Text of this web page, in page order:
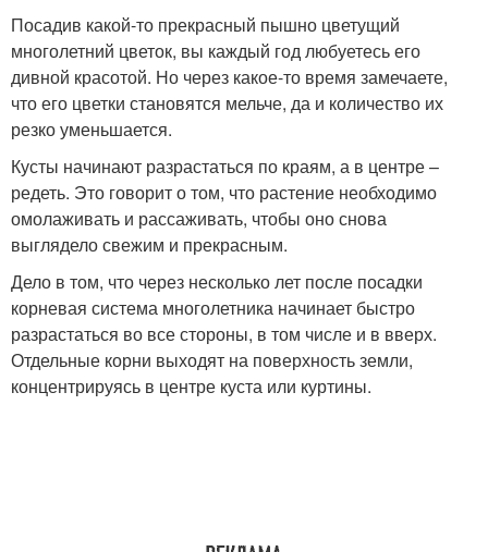
Посадив какой-то прекрасный пышно цветущий
многолетний цветок, вы каждый год любуетесь его
дивной красотой. Но через какое-то время замечаете,
что его цветки становятся мельче, да и количество их
резко уменьшается.
Кусты начинают разрастаться по краям, а в центре –
редеть. Это говорит о том, что растение необходимо
омолаживать и рассаживать, чтобы оно снова
выглядело свежим и прекрасным.
Дело в том, что через несколько лет после посадки
корневая система многолетника начинает быстро
разрастаться во все стороны, в том числе и в вверх.
Отдельные корни выходят на поверхность земли,
концентрируясь в центре куста или куртины.